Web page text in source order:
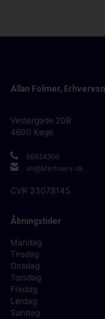
Allan Folmer,
Vestergade 20B
4600 Køge
56634300
an@aferhverv.dk
CVR 33078145
Åbningstider
Mandag
Tirsdag
Onsdag
Torsdag
Fredag
Lørdag
Søndag